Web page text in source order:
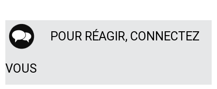
POUR RÉAGIR, CONNECTEZ
VOUS